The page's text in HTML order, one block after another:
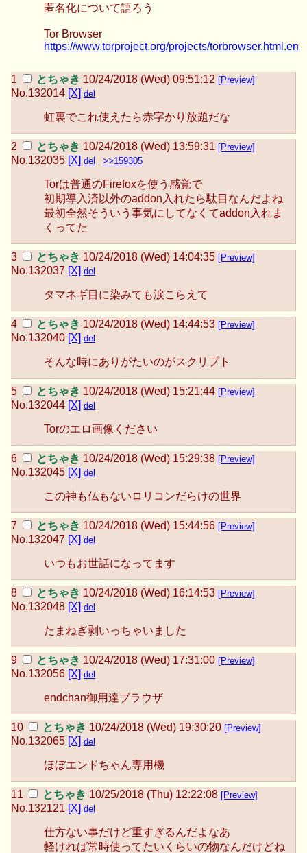
匿名化について語ろう
Tor Browser
https://www.torproject.org/projects/torbrowser.html.en
とちゃき 10/24/2018 (Wed) 09:51:12 [Preview]
No.132014 [X] del
虹裏でこれ使えたら赤字かり放題だな
とちゃき 10/24/2018 (Wed) 13:59:31 [Preview]
No.132035 [X] del >>159305
Torは普通のFirefoxを使う感覚で
初期導入済以外のaddon入れたら駄目なんだよね
最初全然そういう事気にしてなくてaddon入れま
くってた
とちゃき 10/24/2018 (Wed) 14:04:35 [Preview]
No.132037 [X] del
タマネギ目に染みても涙こらえて
とちゃき 10/24/2018 (Wed) 14:44:53 [Preview]
No.132040 [X] del
そんな時にありがたいのがスクリプト
とちゃき 10/24/2018 (Wed) 15:21:44 [Preview]
No.132044 [X] del
Torのエロ画像ください
とちゃき 10/24/2018 (Wed) 15:29:38 [Preview]
No.132045 [X] del
この神も仏もないロリコンだらけの世界
とちゃき 10/24/2018 (Wed) 15:44:56 [Preview]
No.132047 [X] del
いつもお世話になってます
とちゃき 10/24/2018 (Wed) 16:14:53 [Preview]
No.132048 [X] del
たまねぎ剥いっちゃいました
とちゃき 10/24/2018 (Wed) 17:31:00 [Preview]
No.132056 [X] del
endchan御用達ブラウザ
とちゃき 10/24/2018 (Wed) 19:30:20 [Preview]
No.132065 [X] del
ほぼエンドちゃん専用機
とちゃき 10/25/2018 (Thu) 12:22:08 [Preview]
No.132121 [X] del
仕方ない事だけど重すぎるんだよなあ
軽ければ常時使ってたいくらいの物なんだけどね